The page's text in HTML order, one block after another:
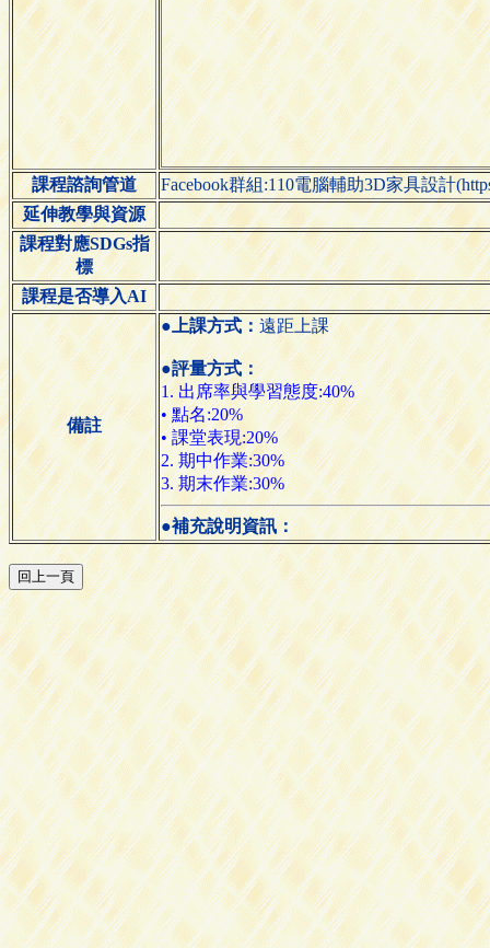
課程諮詢管道
Facebook群組:110電腦輔助3D家具設計
延伸教學與資源
課程對應SDGs指
標
課程是否導入AI
備註
●上課方式：遠距上課
●評量方式：
1. 出席率與學習態度:40%
• 點名:20%
• 課堂表現:20%
2. 期中作業:30%
3. 期末作業:30%
●補充說明資訊：